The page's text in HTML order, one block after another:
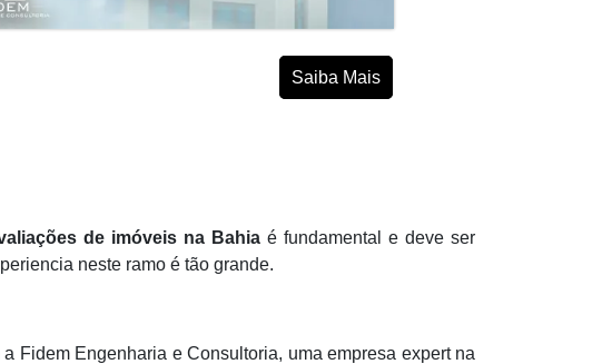
Saiba Mais
de imóveis na Bahia é fundamental e deve ser
neste ramo é tão grande.
Fidem Engenharia e Consultoria, uma empresa expert na